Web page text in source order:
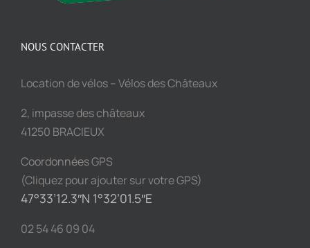
NOUS CONTACTER
Location de vélos – Vélos des Châteaux
2, impasse des châteaux
41250 BRACIEUX
Coordonnées GPS
(Cliquez pour ajouter sur votre GPS)
47°33’12.3″N 1°32’01.5″E
02 54 46 09 04